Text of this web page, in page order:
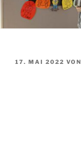
VERÖFFENTLICHT
17. MAI 2022 VON